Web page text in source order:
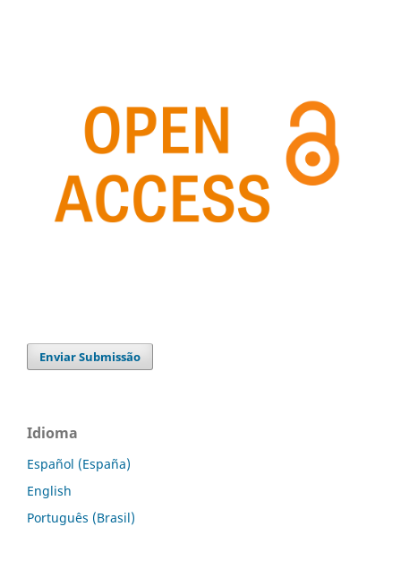
Enviar Submissão
Idioma
Español (España)
English
Português (Brasil)